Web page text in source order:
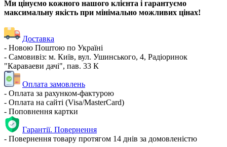
Ми цінуємо кожного нашого клієнта і гарантуємо
максимальну якість при мінімально можливих цінах!
Доставка
- Новою Поштою по Україні
- Самовивіз: м. Київ, вул. Ушинського, 4, Радіоринок
"Караваеви дачі", пав. 33 К
Оплата замовлень
- Оплата за рахунком-фактурою
- Оплата на сайті (Visa/MasterCard)
- Поповнення картки
Гарантії. Повернення
- Повернення товару протягом 14 днів за домовленістю